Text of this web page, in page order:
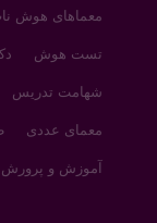
معماهای هوش
تست هوش
شهامت تدریس
معمای عددی
آموزش و پرورش